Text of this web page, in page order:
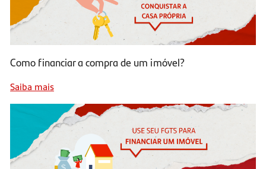
Como financiar a compra de um imóvel?
Saiba mais